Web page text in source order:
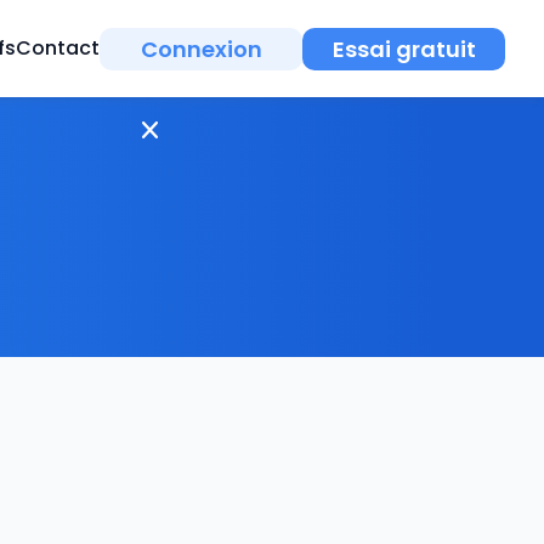
Contact Connexion Essai gratuit